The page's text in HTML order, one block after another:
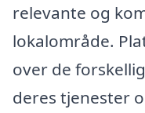
relevante og
lokalområde.
over de
deres tjenester